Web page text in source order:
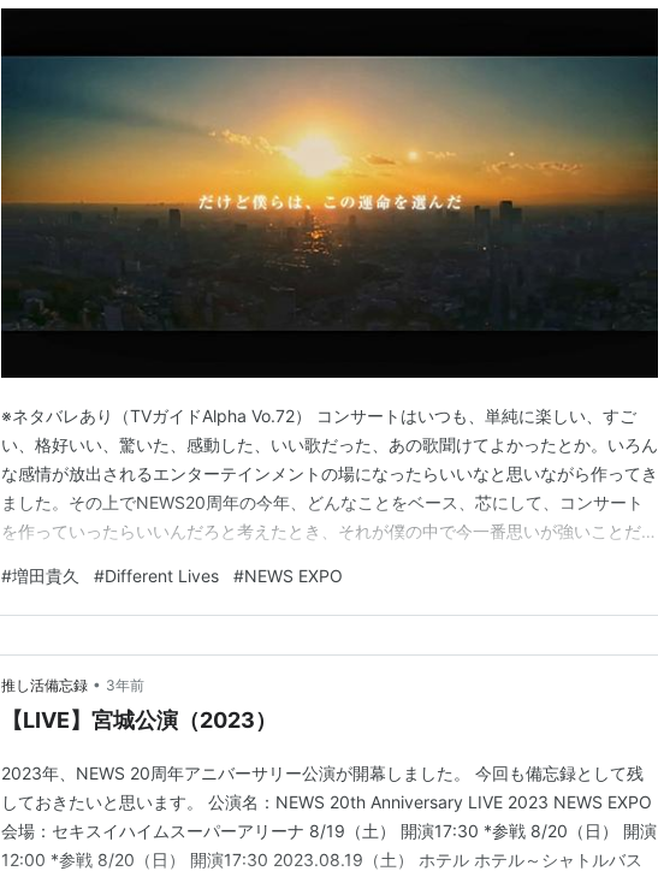
※ネタバレあり（TVガイドAlpha Vo.72） コンサートはいつも、単純に楽しい、すご
い、格好いい、驚いた、感動した、いい歌だった、あの歌聞けてよかったとか。いろん
な感情が放出されるエンターテインメントの場になったらいいなと思いながら作ってき
ました。その上でNEWS20周年の今年、どんなことをベース、芯にして、コンサート
を作っていったらいいんだろと考えたとき、それが僕の中で今一番思いが強いことだっ
ら感謝してもしきれないぐらいのたくさんの感謝があるけど、 そもそも、あの日、俺
たち３人が出会っていなかったら？ （TV…
#増田貴久 #Different Lives #NEWS EXPO
推し活備忘録 • 3年前
【LIVE】宮城公演（2023）
2023年、NEWS 20周年アニバーサリー公演が開幕しました。 今回も備忘録として残
しておきたいと思います。 公演名：NEWS 20th Anniversary LIVE 2023 NEWS EXPO
会場：セキスイハイムスーパーアリーナ 8/19（土） 開演17:30 *参戦 8/20（日） 開演
12:00 *参戦 8/20（日） 開演17:30 2023.08.19（土） ホテル ホテル～シャトルバス